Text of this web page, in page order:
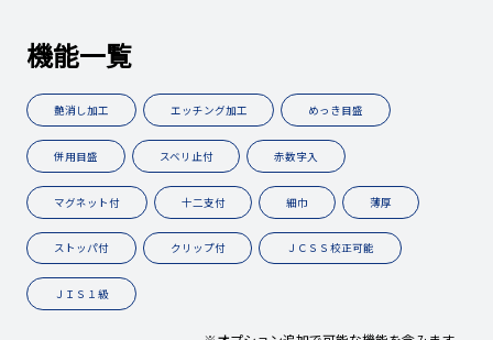
機能一覧
艶消し加工 エッチング加工 めっき目盛
併用目盛 スベリ止付 赤数字入
マグネット付 十二支付 細巾 薄厚
ストッパ付 クリップ付 ＪＣＳＳ校正可能
ＪＩＳ１級